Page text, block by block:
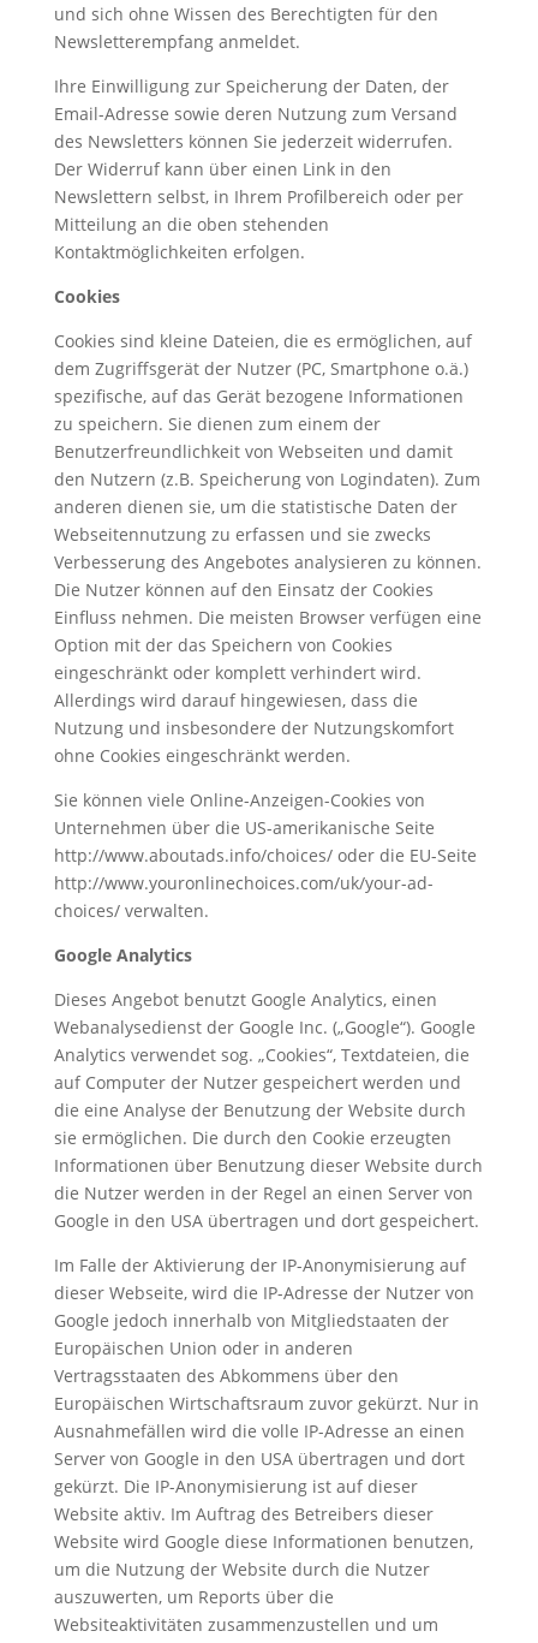
und sich ohne Wissen des Berechtigten für den
Newsletterempfang anmeldet.
Ihre Einwilligung zur Speicherung der Daten, der
Email-Adresse sowie deren Nutzung zum Versand
des Newsletters können Sie jederzeit widerrufen.
Der Widerruf kann über einen Link in den
Newslettern selbst, in Ihrem Profilbereich oder per
Mitteilung an die oben stehenden
Kontaktmöglichkeiten erfolgen.
Cookies
Cookies sind kleine Dateien, die es ermöglichen, auf
dem Zugriffsgerät der Nutzer (PC, Smartphone o.ä.)
spezifische, auf das Gerät bezogene Informationen
zu speichern. Sie dienen zum einem der
Benutzerfreundlichkeit von Webseiten und damit
den Nutzern (z.B. Speicherung von Logindaten). Zum
anderen dienen sie, um die statistische Daten der
Webseitennutzung zu erfassen und sie zwecks
Verbesserung des Angebotes analysieren zu können.
Die Nutzer können auf den Einsatz der Cookies
Einfluss nehmen. Die meisten Browser verfügen eine
Option mit der das Speichern von Cookies
eingeschränkt oder komplett verhindert wird.
Allerdings wird darauf hingewiesen, dass die
Nutzung und insbesondere der Nutzungskomfort
ohne Cookies eingeschränkt werden.
Sie können viele Online-Anzeigen-Cookies von
Unternehmen über die US-amerikanische Seite
http://www.aboutads.info/choices/ oder die EU-Seite
http://www.youronlinechoices.com/uk/your-ad-
choices/ verwalten.
Google Analytics
Dieses Angebot benutzt Google Analytics, einen
Webanalysedienst der Google Inc. („Google“). Google
Analytics verwendet sog. „Cookies“, Textdateien, die
auf Computer der Nutzer gespeichert werden und
die eine Analyse der Benutzung der Website durch
sie ermöglichen. Die durch den Cookie erzeugten
Informationen über Benutzung dieser Website durch
die Nutzer werden in der Regel an einen Server von
Google in den USA übertragen und dort gespeichert.
Im Falle der Aktivierung der IP-Anonymisierung auf
dieser Webseite, wird die IP-Adresse der Nutzer von
Google jedoch innerhalb von Mitgliedstaaten der
Europäischen Union oder in anderen
Vertragsstaaten des Abkommens über den
Europäischen Wirtschaftsraum zuvor gekürzt. Nur in
Ausnahmefällen wird die volle IP-Adresse an einen
Server von Google in den USA übertragen und dort
gekürzt. Die IP-Anonymisierung ist auf dieser
Website aktiv. Im Auftrag des Betreibers dieser
Website wird Google diese Informationen benutzen,
um die Nutzung der Website durch die Nutzer
auszuwerten, um Reports über die
Websiteaktivitäten zusammenzustellen und um